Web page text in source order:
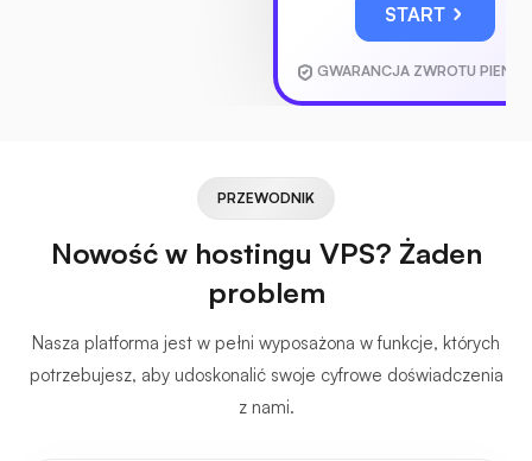
START
GWARANCJA ZWROTU
PRZEWODNIK
Nowość w hostingu VPS? Żaden
problem
Nasza platforma jest w pełni wyposażona w funkcje, których
potrzebujesz, aby udoskonalić swoje cyfrowe doświadczenia
z nami.